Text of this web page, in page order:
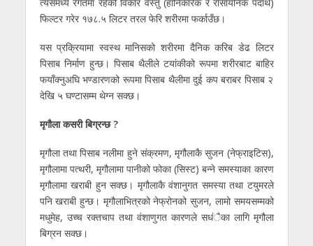
फिल्टर गरेर १७८.५ लिटर तरल फेरि शरीरमा फर्काउँछ।
यस प्रक्रियामा स्वस्थ मानिसको शरीरमा दैनिक करिब डेढ लिटर
पिसाब निर्माण हुन्छ। पिसाब थैलीले टयांकीको रूपमा शरीरबाट बाहिर
फयाँक्नुअघि भण्डारणको रूपमा पिसाब थैलीमा दुई कप बराबर पिसाब २
देखि ५ घण्टासम्म थेग्न सक्छ।
मृगौला कसरी बिग्रन्छ ?
मृगौला तथा पिसाब नलीमा हुने संक्रमण, मृगौलाकै सुजन (नेफ्राइटिस),
मृगौलामा पत्थरी, मृगौलामा पानीको फोका (सिस्ट) बन्ने समस्याका कारण
मृगौलामा खराबी हुन सक्छ। मृगौलाकै वंशानुगत समस्या तथा टयुमरले
पनि खराबी हुन्छ। मृगौलाभित्रको नेफ्रोनको सुजन, लामो समयसम्मको
मधुमेह, उच्च रक्तचाप तथा वंशाणुगत कारणले सधंैका लागि मृगौला
बिग्रन सक्छ।